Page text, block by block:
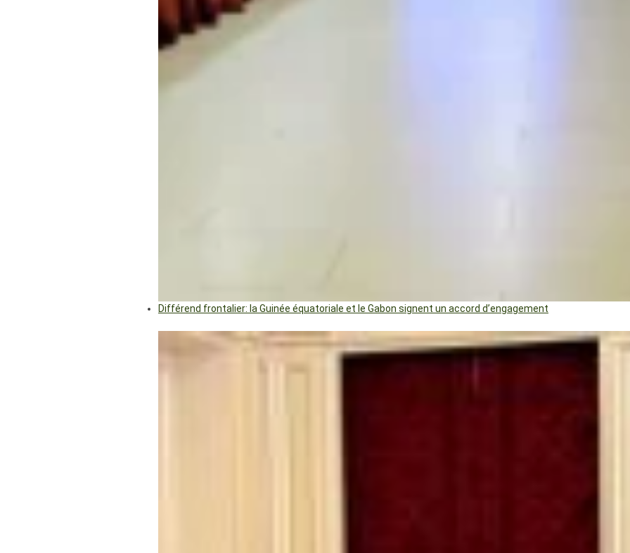
Différend frontalier: la Guinée équatoriale et le Gabon signent un accord d’engagement